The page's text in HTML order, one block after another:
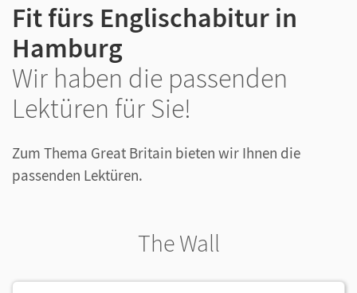
Fit fürs Englischabitur in
Hamburg
Wir haben die passenden
Lektüren für Sie!
Zum Thema Great Britain bieten wir Ihnen die
passenden Lektüren.
The Wall